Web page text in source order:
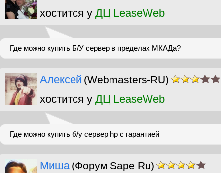
хостится у ДЦ LeaseWeb
Где можно купить Б/У сервер в пределах МКАДа?
Алексей (Webmasters-RU)
хостится у ДЦ LeaseWeb
Где можно купить б/у сервер hp с гарантией
Миша (Форум Sape Ru)